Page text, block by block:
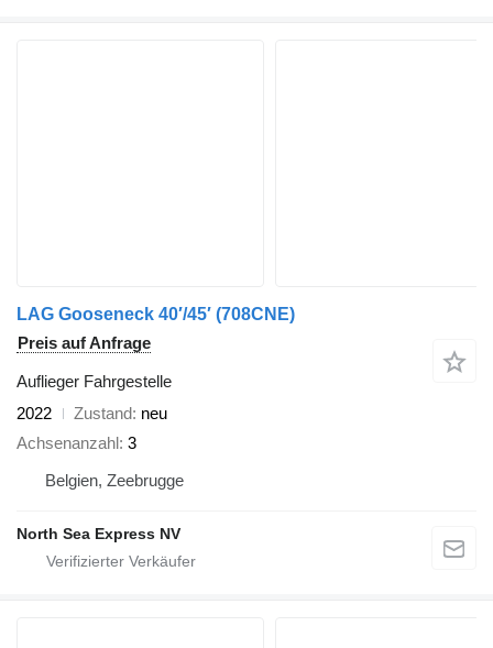
LAG Gooseneck 40′/45′ (708CNE)
Preis auf Anfrage
Auflieger Fahrgestelle
2022
Zustand neu
Achsenanzahl 3
Belgien, Zeebrugge
North Sea Express NV